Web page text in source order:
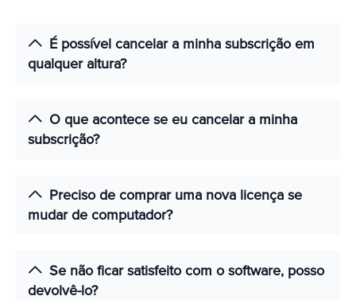
É possível cancelar a minha subscrição em
qualquer altura?
O que acontece se eu cancelar a minha
subscrição?
Preciso de comprar uma nova licença se
mudar de computador?
Se não ficar satisfeito com o software, posso
devolvê-lo?